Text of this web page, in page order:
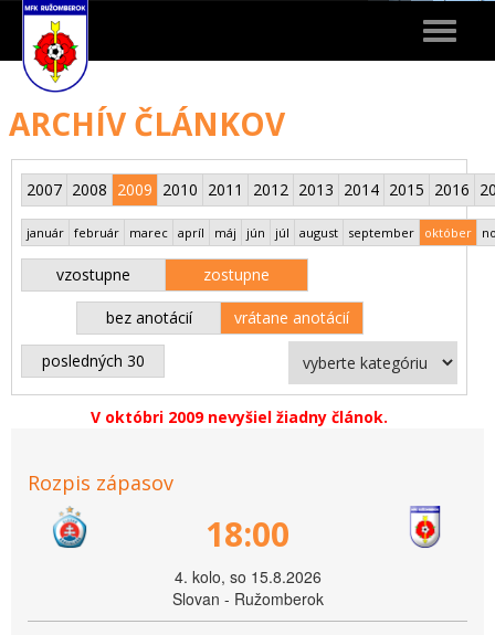
Toggle
ARCHÍV ČLÁNKOV
2007 2008 2009 2010 2011 2012 2013 2014 2015 2016
január február marec apríl máj jún júl august september október
vzostupne zostupne
bez anotácií vrátane anotácií
posledných 30
V októbri 2009 nevyšiel žiadny článok.
Rozpis zápasov
18:00
4. kolo, so 15.8.2026
Slovan - Ružomberok